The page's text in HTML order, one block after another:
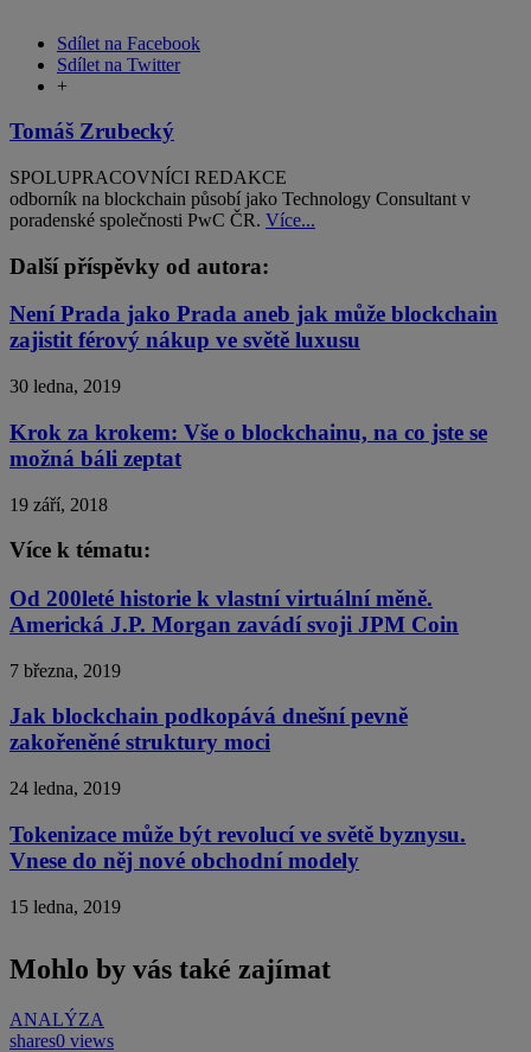
Sdílet na Facebook
Sdílet na Twitter
+
Tomáš Zrubecký
SPOLUPRACOVNÍCI REDAKCE
odborník na blockchain působí jako Technology Consultant v
poradenské společnosti PwC ČR. Více...
Další příspěvky od autora:
Není Prada jako Prada aneb jak může blockchain
zajistit férový nákup ve světě luxusu
30 ledna, 2019
Krok za krokem: Vše o blockchainu, na co jste se
možná báli zeptat
19 září, 2018
Více k tématu:
Od 200leté historie k vlastní virtuální měně.
Americká J.P. Morgan zavádí svoji JPM Coin
7 března, 2019
Jak blockchain podkopává dnešní pevně
zakořeněné struktury moci
24 ledna, 2019
Tokenizace může být revolucí ve světě byznysu.
Vnese do něj nové obchodní modely
15 ledna, 2019
Mohlo by vás také zajímat
ANALÝZA
shares0 views